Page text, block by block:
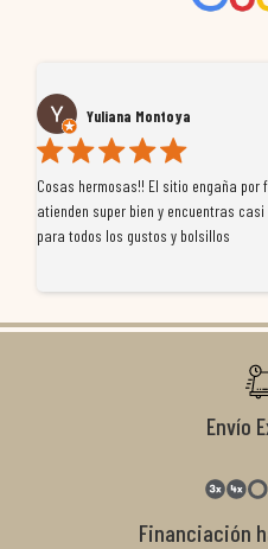
Yuliana Montoya
Cosas hermosas!! El sitio engaña por
atienden super bien y encuentras
para todos los gustos y bolsillos
Envío
Financiación